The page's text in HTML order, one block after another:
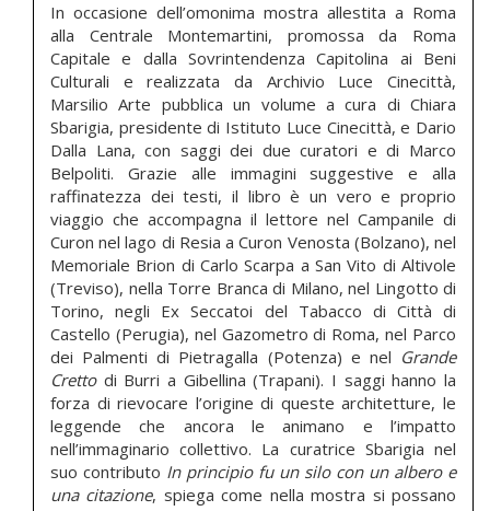
In occasione dell’omonima mostra allestita a Roma
alla Centrale Montemartini, promossa da Roma
Capitale e dalla Sovrintendenza Capitolina ai Beni
Culturali e realizzata da Archivio Luce Cinecittà,
Marsilio Arte pubblica un volume a cura di Chiara
Sbarigia, presidente di Istituto Luce Cinecittà, e Dario
Dalla Lana, con saggi dei due curatori e di Marco
Belpoliti. Grazie alle immagini suggestive e alla
raffinatezza dei testi, il libro è un vero e proprio
viaggio che accompagna il lettore nel Campanile di
Curon nel lago di Resia a Curon Venosta (Bolzano), nel
Memoriale Brion di Carlo Scarpa a San Vito di Altivole
(Treviso), nella Torre Branca di Milano, nel Lingotto di
Torino, negli Ex Seccatoi del Tabacco di Città di
Castello (Perugia), nel Gazometro di Roma, nel Parco
dei Palmenti di Pietragalla (Potenza) e nel Grande
Crettodi Burri a Gibellina (Trapani). I saggi hanno la
forza di rievocare l’origine di queste architetture, le
leggende che ancora le animano e l’impatto
nell’immaginario collettivo. La curatrice Sbarigia nel
suo contributo In principio fu un silo con un albero e
una citazione, spiega come nella mostra si possano